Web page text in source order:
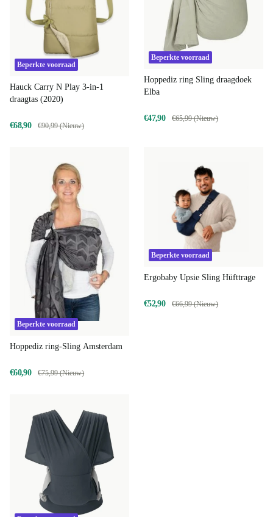
Beperkte voorraad
Hauck Carry N Play 3-in-1
draagtas (2020)
€68,90 €90,99 (Nieuw)
Beperkte voorraad
Hoppediz ring Sling draagdoek
Elba
€47,90 €65,99 (Nieuw)
Beperkte voorraad
Hoppediz ring-Sling Amsterdam
€60,90 €75,99 (Nieuw)
Beperkte voorraad
Ergobaby Upsie Sling Hüfttrage
€52,90 €66,99 (Nieuw)